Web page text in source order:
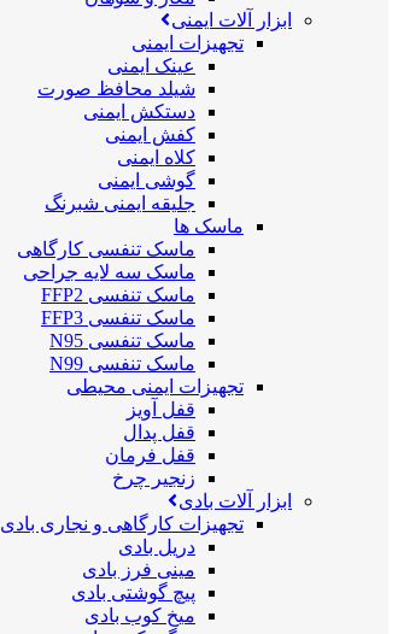
ابزار آلات ایمنی
تجهیزات ایمنی
عینک ایمنی
شیلد محافظ صورت
دستکش ایمنی
کفش ایمنی
کلاه ایمنی
گوشی ایمنی
جلیقه ایمنی شبرنگ
ماسک ها
ماسک تنفسی کارگاهی
ماسک سه لایه جراحی
ماسک تنفسی FFP2
ماسک تنفسی FFP3
ماسک تنفسی N95
ماسک تنفسی N99
تجهیزات ایمنی محیطی
قفل آویز
قفل پدال
قفل فرمان
زنجیر چرخ
ابزار آلات بادی
تجهیزات کارگاهی و نجاری بادی
دریل بادی
مینی فرز بادی
پیچ گوشتی بادی
میخ کوب بادی